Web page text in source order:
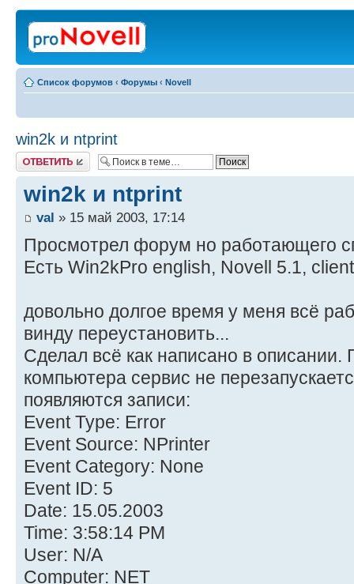
Список форумов ‹ Форумы ‹ Novell
win2k и ntprint
Ответить
win2k и ntprint
val » 15 май 2003, 17:14
Просмотрел форум но работающего
Есть Win2kPro english, Novell 5.1,
довольно долгое время у меня всё
винду переустановить...
Сделал всё как написано в описании.
компьютера сервис не
появляются записи:
Event Type: Error
Event Source: NPrinter
Event Category: None
Event ID: 5
Date: 15.05.2003
Time: 3:58:14 PM
User: N/A
Computer: NET